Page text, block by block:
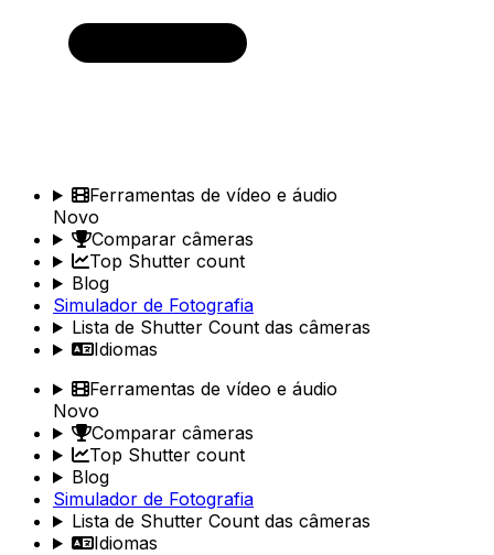
Ferramentas de vídeo e áudio
Novo
Comparar câmeras
Top Shutter count
Blog
Simulador de Fotografia
Lista de Shutter Count das câmeras
Idiomas
Ferramentas de vídeo e áudio
Novo
Comparar câmeras
Top Shutter count
Blog
Simulador de Fotografia
Lista de Shutter Count das câmeras
Idiomas